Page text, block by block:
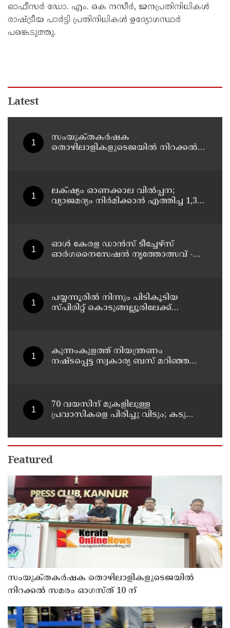
ഓഫീസർ ഡോ. എം. കെ നസീർ, ജനപ്രതിനിധികൾ
രാഷ്ട്രീയ പാർട്ടി പ്രതിനിധികൾ ഉദ്യോഗസ്ഥർ
പങ്കെടുത്തു.
Latest
സംയുക്‌തകർഷക
തൊഴിലാളികളുടെജയിൽ നിറക്കൽ
ലക്‌ഷ്യം ഓണക്കാല വിൽപ്പന;
വ്യാജമദ്യം നിർമിക്കാൻ എത്തിച്ച 1,350
ഓൾ കേരള ഡാൻസ് ടീച്ചേഴ്സ്
ഓർഗനൈസേഷൻ നൃത്തോത്സവ് -
പയ്യന്നൂരിൽ നിന്നും പിടികൂടിയ
സ്പിരിറ്റ് കൊടുങ്ങല്ലൂരിലേക്ക്
കുന്നംകുളത്ത് നിയന്ത്രണം
നഷ്ടപ്പെട്ട സ്വകാര്യ ബസ് മറിഞ്ഞ
70 വയസിന് മുകളിലുള്ള
പ്രവാസികളെ പിരിച്ചു വിടും; കടുത്ത
Featured
സംയുക്‌തകർഷക തൊഴിലാളികളുടെജയിൽ
നിറക്കൽ സമരം ഓഗസ്ത് 10 ന്